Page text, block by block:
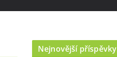
Nejnovější příspěvky